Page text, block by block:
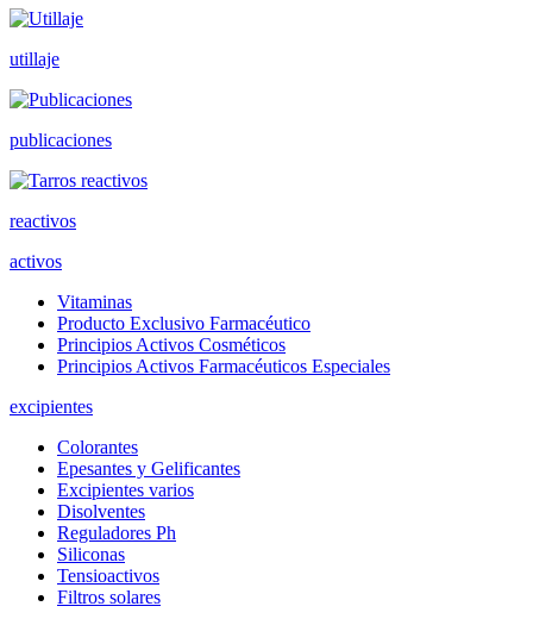
utillaje
publicaciones
reactivos
activos
Vitaminas
Producto Exclusivo Farmacéutico
Principios Activos Cosméticos
Principios Activos Farmacéuticos Especiales
excipientes
Colorantes
Epesantes y Gelificantes
Excipientes varios
Disolventes
Reguladores Ph
Siliconas
Tensioactivos
Filtros solares